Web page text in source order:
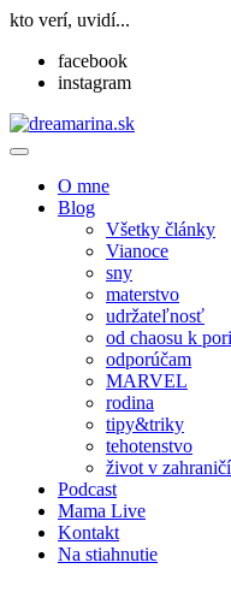
kto verí, uvidí...
facebook
instagram
O mne
Blog
Všetky články
Vianoce
sny
materstvo
udržateľnosť
od chaosu k
odporúčam
MARVEL
rodina
tipy&triky
tehotenstvo
život v zahraničí
Podcast
Mama Live
Kontakt
Na stiahnutie